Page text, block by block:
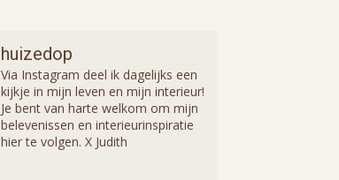
huizedop
Via Instagram deel ik dagelijks een
kijkje in mijn leven en mijn interieur!
Je bent van harte welkom om mijn
belevenissen en interieurinspiratie
hier te volgen. X Judith